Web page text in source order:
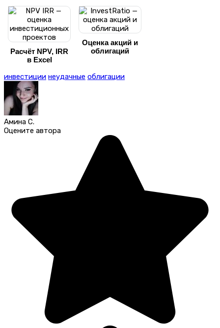
Расчёт NPV, IRR
в Excel
Оценка акций и
облигаций
инвестиции неудачные облигации
Амина С.
Оцените автора